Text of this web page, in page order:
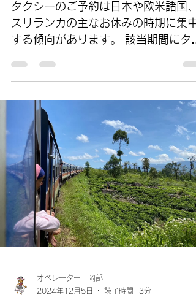
タクシーのご予約は日本や欧米諸国、
スリランカの​主なお休みの時期に集中
する傾向があります。​ 該当期間にタク
て頂くと安心です。...
オペレーター 岡部
2024年12月5日
読了時間: 3分